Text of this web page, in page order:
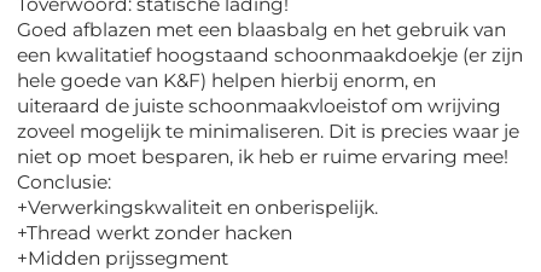
Goed afblazen met een blaasbalg en het gebruik van
een kwalitatief hoogstaand schoonmaakdoekje (er zijn
hele goede van K&F) helpen hierbij enorm, en
uiteraard de juiste schoonmaakvloeistof om wrijving
zoveel mogelijk te minimaliseren. Dit is precies waar je
niet op moet besparen, ik heb er ruime ervaring mee!
Conclusie:
+Verwerkingskwaliteit en onberispelijk.
+Thread werkt zonder hacken
+Midden prijssegment